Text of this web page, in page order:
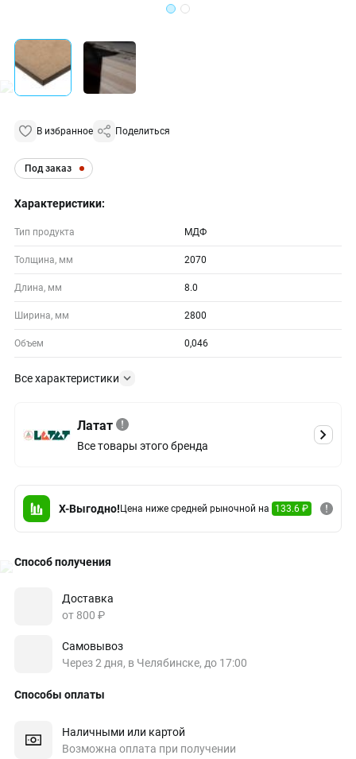
В избранное Поделиться
Под заказ
Характеристики:
Тип продукта МДФ
Толщина, мм 2070
Длина, мм 8.0
Ширина, мм 2800
Объем 0,046
Все характеристики
Латат
Все товары этого бренда
X-Выгодно! Цена ниже средней рыночной на 133.6 ₽
Способ получения
Доставка
от 800 ₽
Самовывоз
Через 2 дня, в Челябинске, до 17:00
Способы оплаты
Наличными или картой
Возможна оплата при получении